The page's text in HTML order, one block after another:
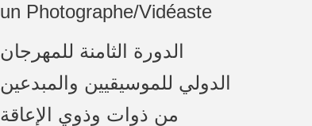
un Photographe/Vidéaste
الدورة الثامنة للمهرجان
الدولي للموسيقيين والمبدعين
من ذوات وذوي الإعاقة